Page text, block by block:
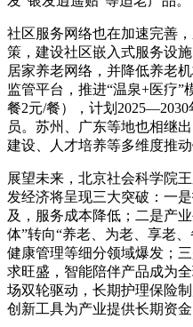
社区服务网络也在加速完善
策，建设社区嵌入式服务设
居家养老网络，并降低养老
监管平台，推进“温泉+医疗”
餐2元/餐），计划
员。苏州、广东等地也相继
建设、人才培养等多维度推
展望未来，北京社会科学院
发经济将呈现三大突破：一
及，服务成本降低；二是产
体”转向“养老、为老、享老
健康管理等细分领域爆发；
求旺盛，智能陪伴产品成为
场双轮驱动，长期护理保险
创新工具为产业提供长期资金